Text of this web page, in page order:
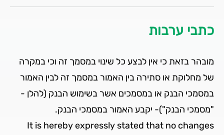
כתבי ערבות
מובהר בזאת כי אין לבצע כל שינוי במסמך זה וכי במקרה
של מחלוקת או סתירה בין האמור במסמך זה לבין האמור
במסמכי הבנק או במסמכים אשר בשימוש הבנק (להלן ­
"מסמכי הבנק")- יקבע האמור במסמכי הבנק.
It is hereby expressly stated that no changes